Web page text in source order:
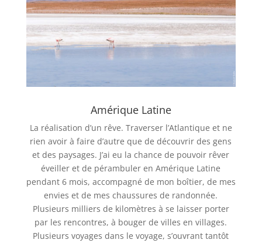
Amérique Latine
La réalisation d’un rêve. Traverser l’Atlantique et ne
rien avoir à faire d’autre que de découvrir des gens
et des paysages. J’ai eu la chance de pouvoir rêver
éveiller et de pérambuler en Amérique Latine
pendant 6 mois, accompagné de mon boîtier, de mes
envies et de mes chaussures de randonnée.
Plusieurs milliers de kilomètres à se laisser porter
par les rencontres, à bouger de villes en villages.
Plusieurs voyages dans le voyage, s’ouvrant tantôt